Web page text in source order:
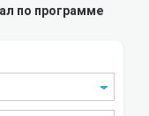
по программе